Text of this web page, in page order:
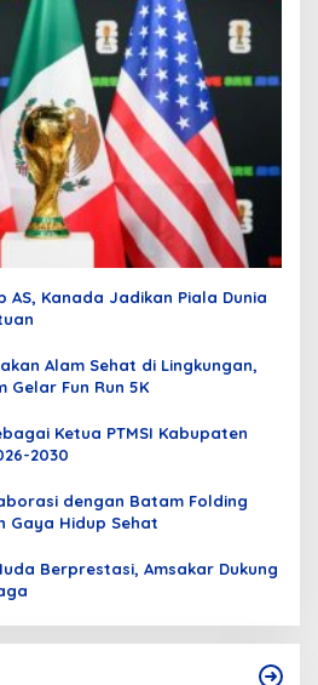
AS, Kanada Jadikan Piala Dunia
Alam Sehat di Lingkungan,
Gelar Fun Run 5K
Ketua PTMSI Kabupaten
2030
dengan Batam Folding
Gaya Hidup Sehat
Berprestasi, Amsakar Dukung